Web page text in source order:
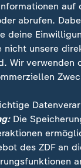
zu stark
auf
abrufen.
deine
nicht unsere
Wir verwenden
Die
des ZDF an